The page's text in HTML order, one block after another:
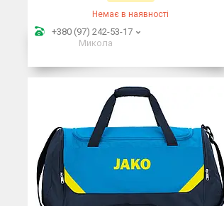
Немає в наявності
+380 (97) 242-53-17
Микола